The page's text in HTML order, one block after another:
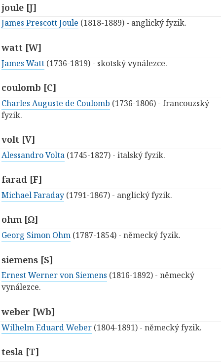
joule [J]
James Prescott Joule (1818-1889) - anglický fyzik.
watt [W]
James Watt (1736-1819) - skotský vynálezce.
coulomb [C]
Charles Auguste de Coulomb (1736-1806) - francouzský
fyzik.
volt [V]
Alessandro Volta (1745-1827) - italský fyzik.
farad [F]
Michael Faraday (1791-1867) - anglický fyzik.
ohm [Ω]
Georg Simon Ohm (1787-1854) - německý fyzik.
siemens [S]
Ernest Werner von Siemens (1816-1892) - německý
vynálezce.
weber [Wb]
Wilhelm Eduard Weber (1804-1891) - německý fyzik.
tesla [T]